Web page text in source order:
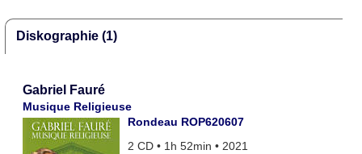
Diskographie (1)
Gabriel Fauré
Musique Religieuse
Rondeau ROP620607
2 CD • 1h 52min • 2021